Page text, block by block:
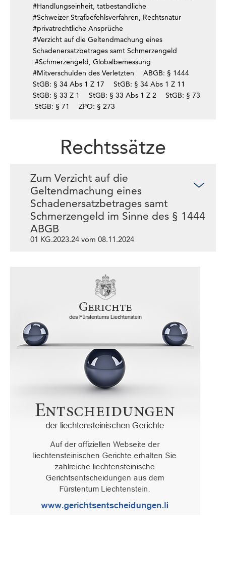
#Handlungseinheit, tatbestandliche
#Schweizer Strafbefehlsverfahren, Rechtsnatur
#privatrechtliche Ansprüche
#Verzicht auf die Geltendmachung eines
Schadenersatzbetrages samt Schmerzengeld
#Schmerzengeld, Globalbemessung
#Mitverschulden des Verletzten
ABGB: § 1444
StGB: § 34 Abs 1 Z 17
StGB: § 34 Abs 1 Z 11
StGB: § 33 Z 1
StGB: § 33 Abs 1 Z 2
StGB: § 73
StGB: § 71
ZPO: § 273
Rechtssätze
Zum Verzicht auf die
Geltendmachung eines
Schadenersatzbetrages samt
Schmerzengeld im Sinne des § 1444
ABGB
01 KG.2023.24 vom 08.11.2024